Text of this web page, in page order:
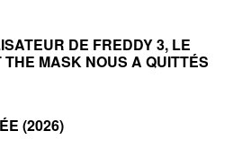
DE FREDDY 3, LE
MASK NOUS A QUITTÉS
(2026)